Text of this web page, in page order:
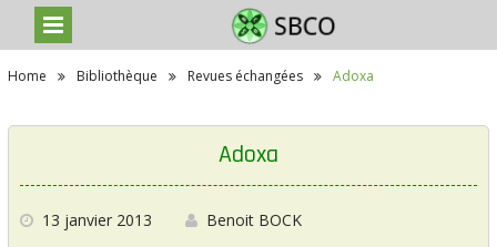
Home Bibliothèque Revues échangées Adoxa
Adoxa
13 janvier 2013 Benoit BOCK